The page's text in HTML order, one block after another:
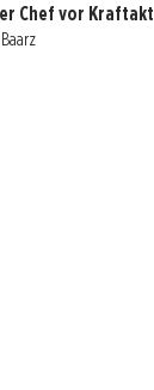
Chef vor Kraftakt